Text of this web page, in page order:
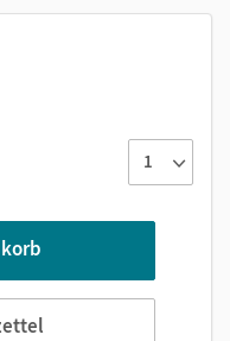
oder Basar